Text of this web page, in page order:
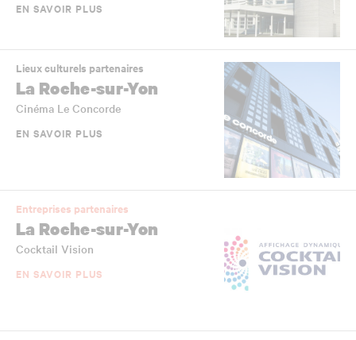
EN SAVOIR PLUS
Lieux culturels partenaires
La Roche-sur-Yon
Cinéma Le Concorde
EN SAVOIR PLUS
Entreprises partenaires
La Roche-sur-Yon
Cocktail Vision
EN SAVOIR PLUS